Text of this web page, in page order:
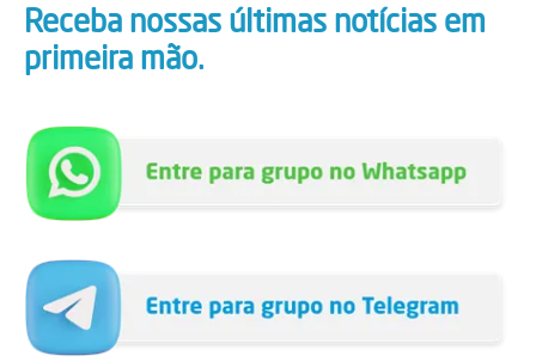
Receba nossas últimas notícias em
primeira mão.